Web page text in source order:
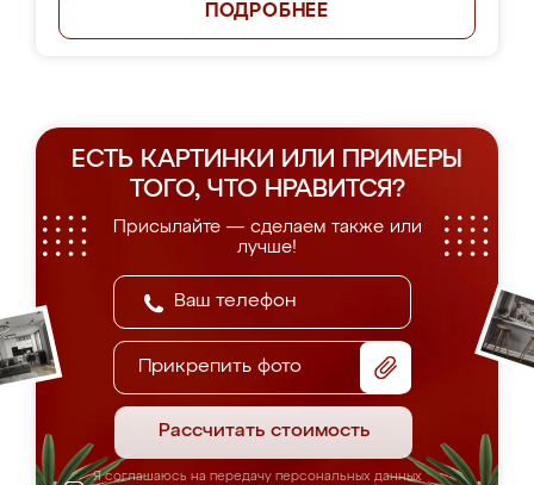
ПОДРОБНЕЕ
ЕСТЬ КАРТИНКИ ИЛИ ПРИМЕРЫ
ТОГО, ЧТО НРАВИТСЯ?
Присылайте — сделаем также или
лучше!
Прикрепить фото
Рассчитать стоимость
Я соглашаюсь на передачу персональных данных